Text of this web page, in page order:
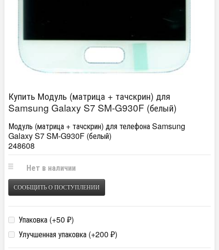
Купить Модуль (матрица + тачскрин) для
Samsung Galaxy S7 SM-G930F (белый)
Модуль (матрица + тачскрин) для телефона Samsung
Galaxy S7 SM-G930F (белый)
248608
Нет в наличии
СООБЩИТЬ О ПОСТУПЛЕНИИ
Упаковка (+50 ₽)
Улучшенная упаковка (+200 ₽)